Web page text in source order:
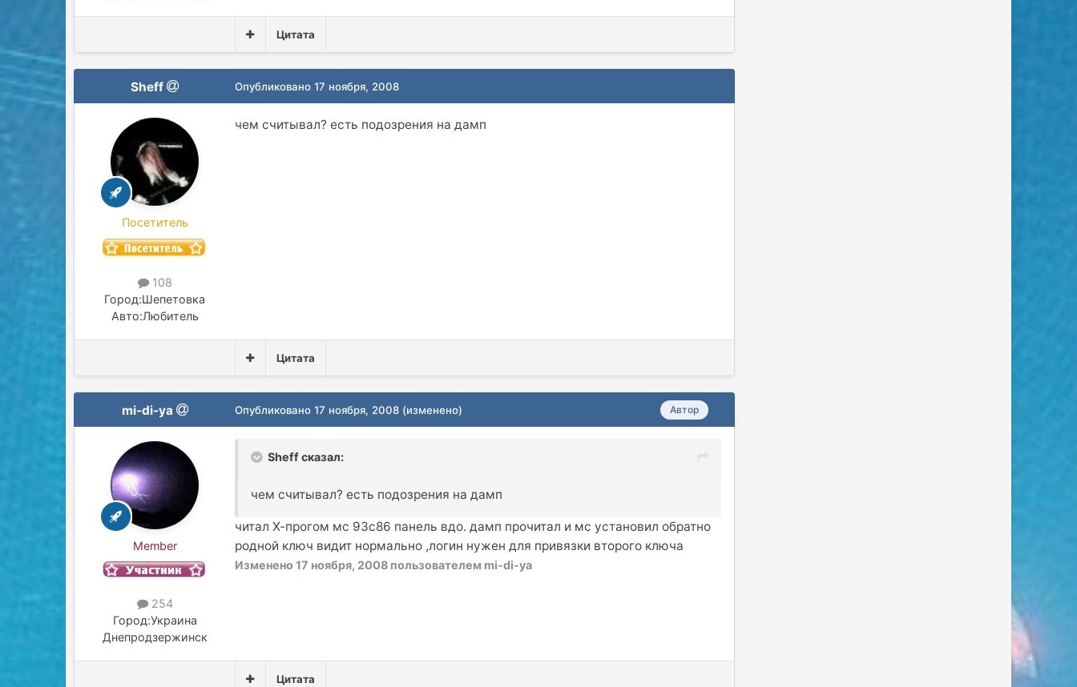
Цитата
Sheff
Посетитель
108
Город:Шепетовка
Авто:Любитель
Опубликовано17 ноября, 2008
чем считывал? есть подозрения на дамп
Цитата
mi-di-ya
Member
254
Город:Украина
Днепродзержинск
Автор
Опубликовано17 ноября, 2008 (изменено)
Sheff сказал:
чем считывал? есть подозрения на дамп
читал Х-прогом мс 93с86 панель вдо. дамп прочитал и мс установил обратно
родной ключ видит нормально ,логин нужен для привязки второго ключа
Изменено17 ноября, 2008 пользователем mi-di-ya
Цитата